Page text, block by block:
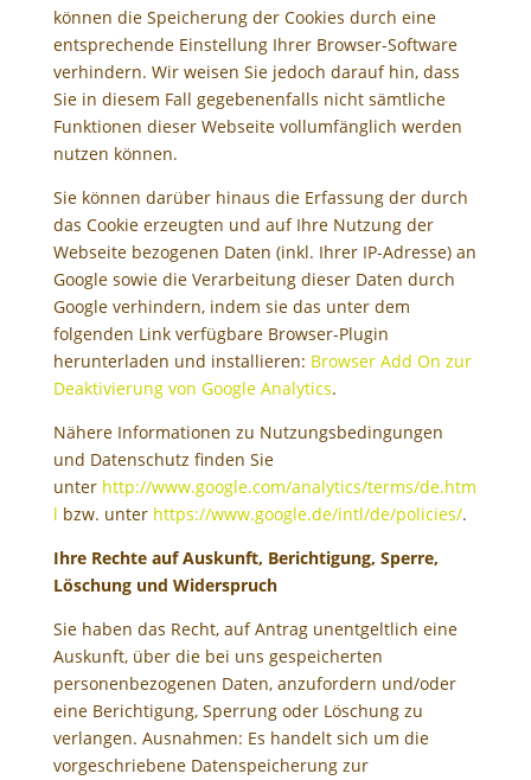
können die Speicherung der Cookies durch eine
entsprechende Einstellung Ihrer Browser-Software
verhindern. Wir weisen Sie jedoch darauf hin, dass
Sie in diesem Fall gegebenenfalls nicht sämtliche
Funktionen dieser Webseite vollumfänglich werden
nutzen können.
Sie können darüber hinaus die Erfassung der durch
das Cookie erzeugten und auf Ihre Nutzung der
Webseite bezogenen Daten (inkl. Ihrer IP-Adresse) an
Google sowie die Verarbeitung dieser Daten durch
Google verhindern, indem sie das unter dem
folgenden Link verfügbare Browser-Plugin
herunterladen und installieren: Browser Add On zur
Deaktivierung von Google Analytics.
Nähere Informationen zu Nutzungsbedingungen
und Datenschutz finden Sie
unter http://www.google.com/analytics/terms/de.htm
l bzw. unter https://www.google.de/intl/de/policies/.
Ihre Rechte auf Auskunft, Berichtigung, Sperre,
Löschung und Widerspruch
Sie haben das Recht, auf Antrag unentgeltlich eine
Auskunft, über die bei uns gespeicherten
personenbezogenen Daten, anzufordern und/oder
eine Berichtigung, Sperrung oder Löschung zu
verlangen. Ausnahmen: Es handelt sich um die
vorgeschriebene Datenspeicherung zur